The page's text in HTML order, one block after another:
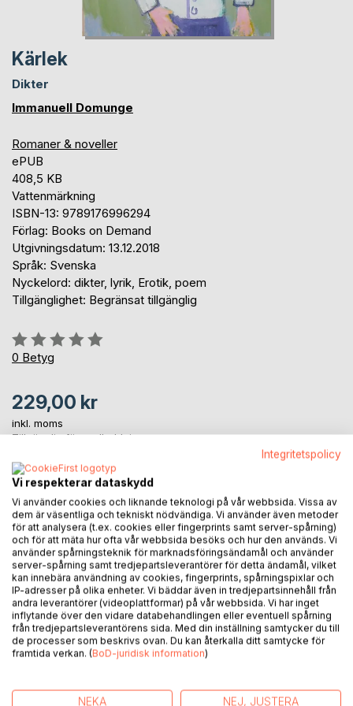
Kärlek
Dikter
Immanuell Domunge
Romaner & noveller
ePUB
408,5 KB
Vattenmärkning
ISBN-13: 9789176996294
Förlag: Books on Demand
Utgivningsdatum: 13.12.2018
Språk: Svenska
Nyckelord: dikter, lyrik, Erotik, poem
Tillgänglighet: Begränsat tillgänglig
Betyg::
0%
0 Betyg
229,00 kr
inkl. moms
Tillgänglig för nedladdning
LÄGG I KUNDVAGNEN
Lägg till i kom-ihåglista
Recensera titel
Integritetspolicy
Vi respekterar dataskydd
Vi använder cookies och liknande teknologi på vår webbsida. Vissa av
dem är väsentliga och tekniskt nödvändiga. Vi använder även metoder
för att analysera (t.ex. cookies eller fingerprints samt server-spårning)
och för att mäta hur ofta vår webbsida besöks och hur den används. Vi
använder spårningsteknik för marknadsföringsändamål och använder
server-spårning samt tredjepartsleverantörer för detta ändamål, vilket
kan innebära användning av cookies, fingerprints, spårningspixlar och
IP-adresser på olika enheter. Vi bäddar även in tredjepartsinnehåll från
andra leverantörer (videoplattformar) på vår webbsida. Vi har inget
inflytande över den vidare databehandlingen eller eventuell spårning
från tredjepartsleverantörens sida. Med din inställning samtycker du till
de processer som beskrivs ovan. Du kan återkalla ditt samtycke för
framtida verkan. (BoD-juridisk information)
NEKA NEJ, JUSTERA